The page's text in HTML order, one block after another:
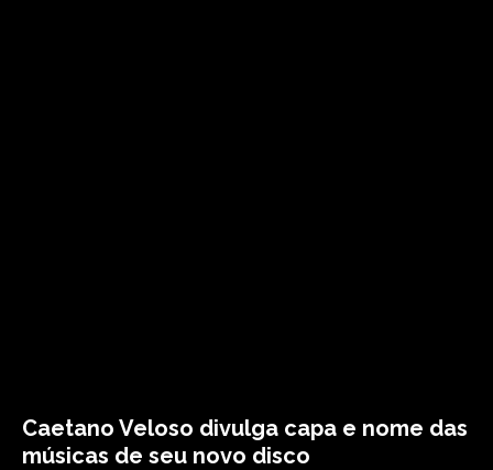
Caetano Veloso divulga capa e nome das
músicas de seu novo disco